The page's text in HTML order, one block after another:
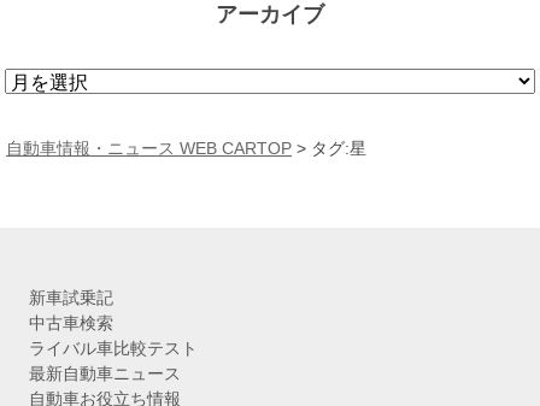
アーカイブ
ア
カ
自動車情報・ニュース WEB CARTOP > タグ:星
新車試乗記
中古車検索
ライバル車比較テスト
最新自動車ニュース
自動車お役立ち情報